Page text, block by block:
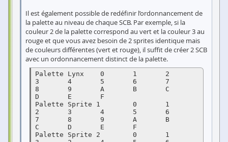
Il est également possible de redéfinir l’ordonnancement de
la palette au niveau de chaque SCB. Par exemple, si la
couleur 2 de la palette correspond au vert et la couleur 3 au
rouge et que vous avez besoin de 2 sprites identique mais
de couleurs différentes (vert et rouge), il suffit de créer 2 SCB
avec un ordonnancement distinct de la palette.
Palette Lynx	0	1	2
3	4	5	6	7
8	9	A	B	C
D	E	F
Palette Sprite 1	0	1
2	3	4	5	6
7	8	9	A	B
C	D	E	F
Palette Sprite 2	0	1